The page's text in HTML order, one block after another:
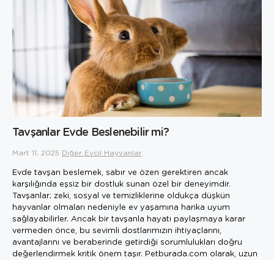
Tavşanlar Evde Beslenebilir mi?
Mart 11, 2025 Diğer Evcil Hayvanlar
Evde tavşan beslemek, sabır ve özen gerektiren ancak
karşılığında eşsiz bir dostluk sunan özel bir deneyimdir.
Tavşanlar; zeki, sosyal ve temizliklerine oldukça düşkün
hayvanlar olmaları nedeniyle ev yaşamına harika uyum
sağlayabilirler. Ancak bir tavşanla hayatı paylaşmaya karar
vermeden önce, bu sevimli dostlarımızın ihtiyaçlarını,
avantajlarını ve beraberinde getirdiği sorumlulukları doğru
değerlendirmek kritik önem taşır. Petburada.com olarak, uzun